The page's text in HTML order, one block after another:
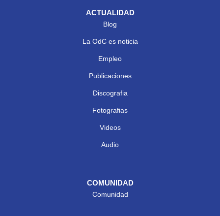
ACTUALIDAD
Blog
La OdC es noticia
Empleo
Publicaciones
Discografia
Fotografias
Videos
Audio
COMUNIDAD
Comunidad